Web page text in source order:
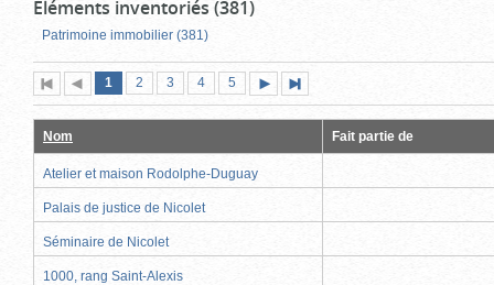
Éléments inventoriés (381)
Patrimoine immobilier (381)
Première
page
Page
précédente
Page
1 (page
actuelle)
Page
2 Page
3 Page
4 Page
5
suivante
page
Nom Fait partie de
Atelier et maison Rodolphe-Duguay
Palais de justice de Nicolet
Séminaire de Nicolet
1000, rang Saint-Alexis